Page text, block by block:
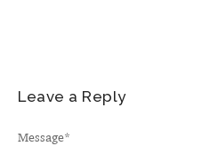
Leave a Reply
Message*